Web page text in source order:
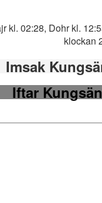
kl. 02:28, Dohr kl.
klockan
Imsak
Iftar